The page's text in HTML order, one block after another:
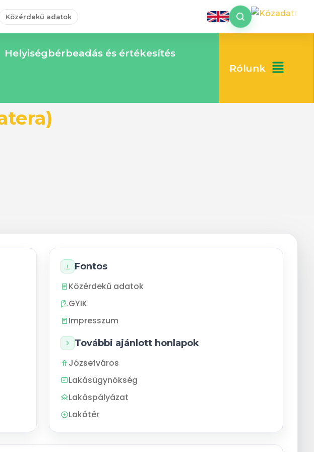
Közérdekű adatok
Helyiségbérbeadás és értékesítés
Rólunk
Fontos
Közérdekű adatok
GYIK
Impresszum
További ajánlott honlapok
Józsefváros
Lakásügynökség
Lakáspályázat
Lakótér